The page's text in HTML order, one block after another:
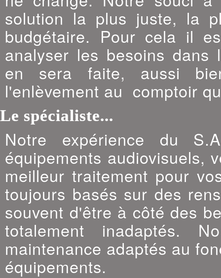
solution la plus juste, la
budgétaire. Pour cela il
analyser les besoins
en sera faite, aussi
l'enlèvement au comptoir
Le spécialiste...
Notre expérience du
équipements audiovisuels,
meilleur traitement pour
toujours basés sur des
souvent d'être à côté des
totalement inadaptés.
maintenance adaptés au
équipements.